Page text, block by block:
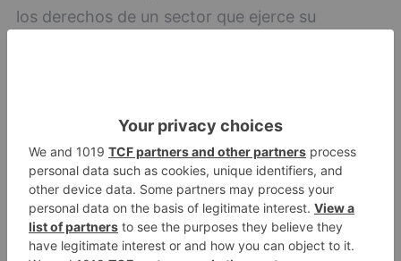
los derechos de un sector que ejerce su
Para este tipo de infracciones, sin perjuicio de
que puedan ser constitutivas de delito, se
contemplan sanciones económicas que
aplicadas en su grado mínimo suponen 2.000
euros de multa.